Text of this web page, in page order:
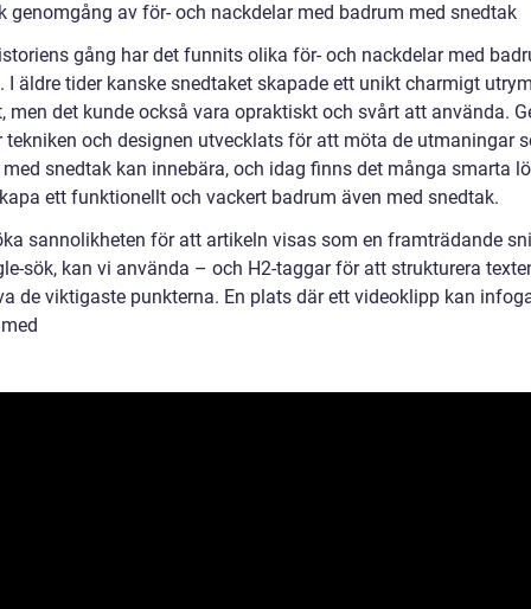
genomgång av för- och nackdelar med badrum med snedtak
gång har det funnits olika för- och nackdelar med
I äldre tider kanske snedtaket skapade ett unikt charmigt
men det kunde också vara opraktiskt och svårt att använda.
tekniken och designen utvecklats för att möta de utmaningar
snedtak kan innebära, och idag finns det många smarta
ett funktionellt och vackert badrum även med snedtak.
sannolikheten för att artikeln visas som en framträdande
sök, kan vi använda – och H2-taggar för att strukturera
de viktigaste punkterna. En plats där ett videoklipp kan